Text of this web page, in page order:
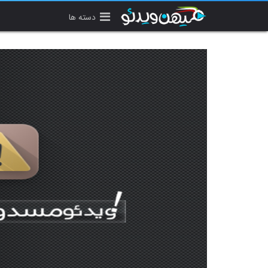
دسته ها